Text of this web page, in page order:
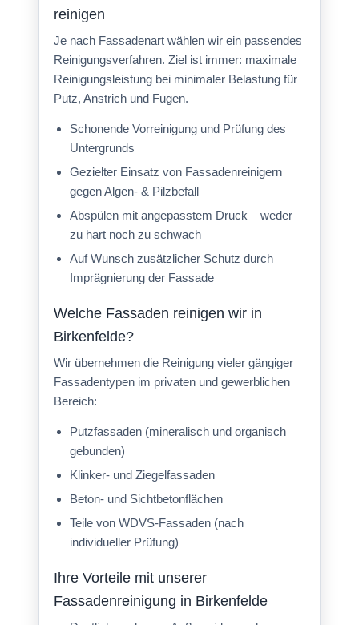
reinigen
Je nach Fassadenart wählen wir ein passendes
Reinigungsverfahren. Ziel ist immer: maximale
Reinigungsleistung bei minimaler Belastung für
Putz, Anstrich und Fugen.
Schonende Vorreinigung und Prüfung des
Untergrunds
Gezielter Einsatz von Fassadenreinigern
gegen Algen- & Pilzbefall
Abspülen mit angepasstem Druck – weder
zu hart noch zu schwach
Auf Wunsch zusätzlicher Schutz durch
Imprägnierung der Fassade
Welche Fassaden reinigen wir in
Birkenfelde?
Wir übernehmen die Reinigung vieler gängiger
Fassadentypen im privaten und gewerblichen
Bereich:
Putzfassaden (mineralisch und organisch
gebunden)
Klinker- und Ziegelfassaden
Beton- und Sichtbetonflächen
Teile von WDVS-Fassaden (nach
individueller Prüfung)
Ihre Vorteile mit unserer
Fassadenreinigung in Birkenfelde